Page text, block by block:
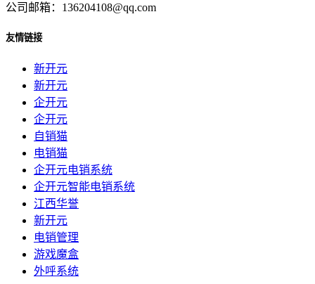
公司邮箱：136204108@qq.com
友情链接
新开元
新开元
企开元
企开元
自销猫
电销猫
企开元电销系统
企开元智能电销系统
江西华誉
新开元
电销管理
游戏魔盒
外呼系统